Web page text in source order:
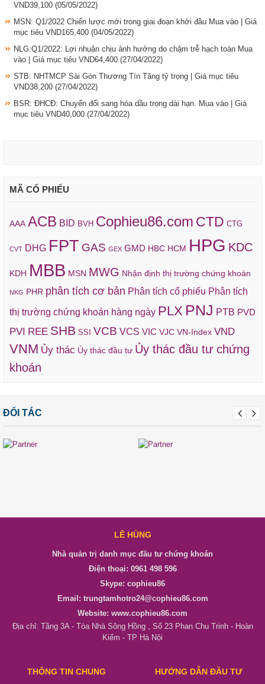
VND39,100 (05/05/2022)
MSN: Q1/2022 Chiến lược mới trong giai đoạn khởi đầu Mua vào | Giá
mục tiêu VND165,400 (04/05/2022)
NLG:Q1/2022: Lợi nhuận chịu ảnh hưởng do chậm trễ hạch toán Mua
vào | Giá mục tiêu VND64,400 (27/04/2022)
STB: NHTMCP Sài Gòn Thương Tín Tăng tỷ trọng | Giá mục tiêu
VND38,200 (27/04/2022)
BSR: ĐHCĐ: Chuyển đổi sang hóa dầu trong dài hạn. Mua vào | Giá
mục tiêu VND40,000 (27/04/2022)
MÃ CỔ PHIẾU
AAA ACB BID BVH Cophieu86.com CTD CTG
CVT DHG FPT GAS GEX GMD HBC HCM HPG KDC
KDH MBB MSN MWG Nhận định thị trường chứng khoán
NKG PHR phân tích cơ bản Phân tích cổ phiếu Phân tích
thị trường chứng khoán hàng ngày PLX PNJ PTB PVD
PVI REE SHB SSI VCB VCS VIC VJC VN-Index VND
VNM Ủy thác Ủy thác đầu tư Ủy thác đầu tư chứng
khoán
ĐỐI TÁC
LÊ HÙNG
Nhà quản trị danh mục đầu tư chứng khoán
Điện thoại: 0961 498 596
Skype: cophieu86
Email: trungtamhotro24@cophieu86.com
Website: www.cophieu86.com
Địa chỉ: Tầng 3A - Tòa Nhà Sông Hồng , Số 23 Phan Chu Trinh - Hoàn
Kiếm - TP Hà Nội
THÔNG TIN CHUNG HƯỚNG DẪN ĐẦU TƯ